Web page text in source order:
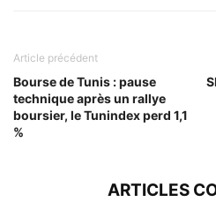
Article précédent
Bourse de Tunis : pause
technique après un rallye
boursier, le Tunindex perd 1,1
%
ARTICLES